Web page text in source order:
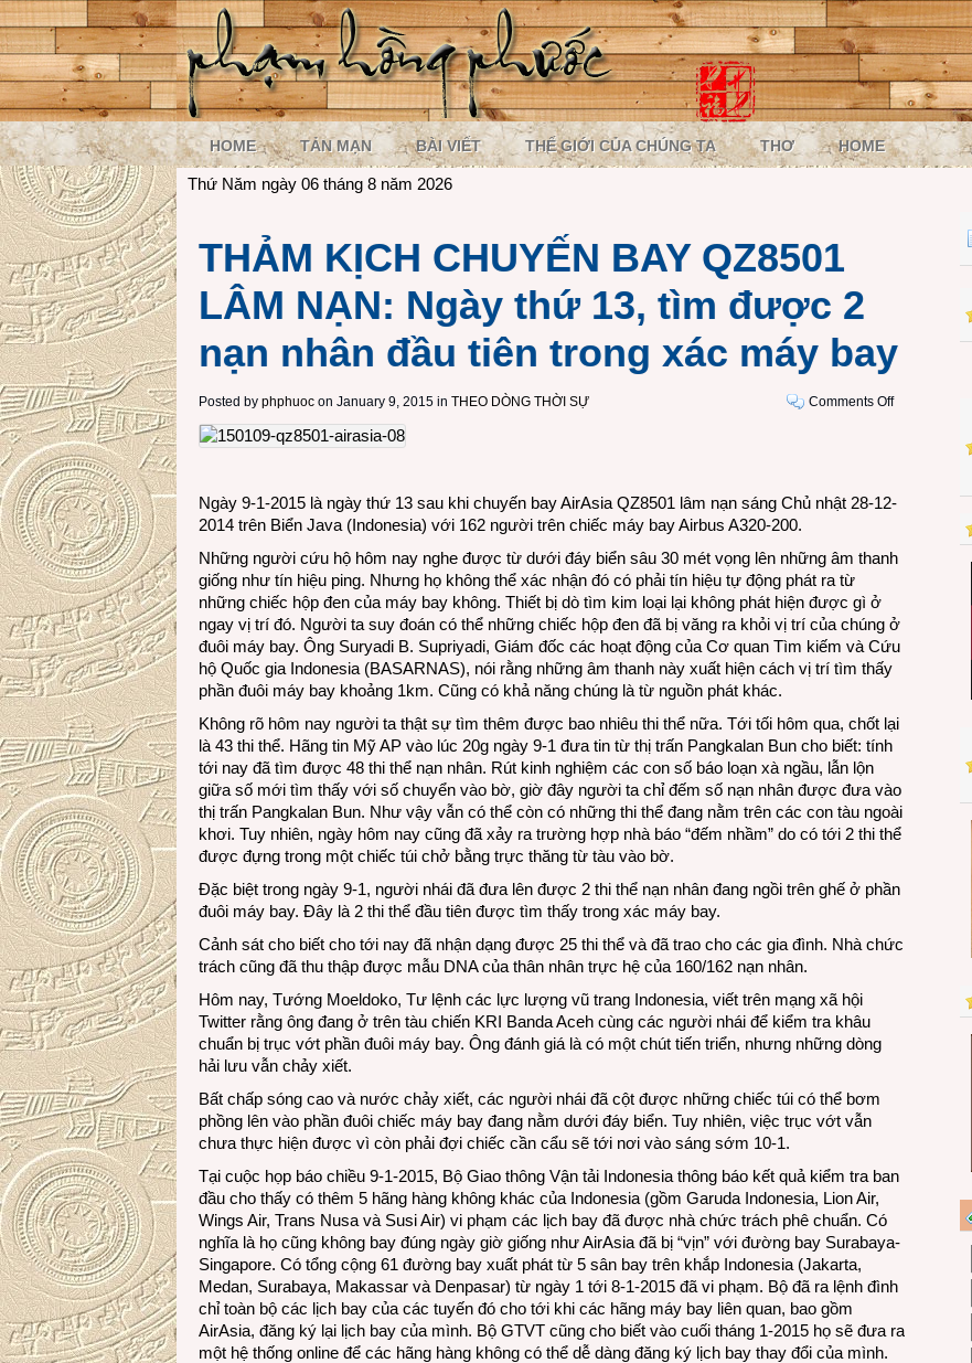
HOME TẢN MẠN BÀI VIẾT THẾ GIỚI CỦA CHÚNG TA THƠ HOME
Thứ Năm ngày 06 tháng 8 năm 2026
THẢM KỊCH CHUYẾN BAY QZ8501
LÂM NẠN: Ngày thứ 13, tìm được 2
nạn nhân đầu tiên trong xác máy bay
Posted by phphuoc on January 9, 2015 in THEO DÒNG THỜI SỰ Comments Offon
NẠN:
13,
tìm
nhân
trong
xác
máy
Ngày 9-1-2015 là ngày thứ 13 sau khi chuyến bay AirAsia QZ8501 lâm nạn sáng Chủ nhật 28-12-
2014 trên Biển Java (Indonesia) với 162 người trên chiếc máy bay Airbus A320-200.
Những người cứu hộ hôm nay nghe được từ dưới đáy biển sâu 30 mét vọng lên những âm thanh
giống như tín hiệu ping. Nhưng họ không thể xác nhận đó có phải tín hiệu tự động phát ra từ
những chiếc hộp đen của máy bay không. Thiết bị dò tìm kim loại lại không phát hiện được gì ở
ngay vị trí đó. Người ta suy đoán có thể những chiếc hộp đen đã bị văng ra khỏi vị trí của chúng ở
đuôi máy bay. Ông Suryadi B. Supriyadi, Giám đốc các hoạt động của Cơ quan Tìm kiếm và Cứu
hộ Quốc gia Indonesia (BASARNAS), nói rằng những âm thanh này xuất hiện cách vị trí tìm thấy
phần đuôi máy bay khoảng 1km. Cũng có khả năng chúng là từ nguồn phát khác.
Không rõ hôm nay người ta thật sự tìm thêm được bao nhiêu thi thể nữa. Tới tối hôm qua, chốt lại
là 43 thi thể. Hãng tin Mỹ AP vào lúc 20g ngày 9-1 đưa tin từ thị trấn Pangkalan Bun cho biết: tính
tới nay đã tìm được 48 thi thể nạn nhân. Rút kinh nghiệm các con số báo loạn xà ngầu, lẫn lộn
giữa số mới tìm thấy với số chuyển vào bờ, giờ đây người ta chỉ đếm số nạn nhân được đưa vào
thị trấn Pangkalan Bun. Như vậy vẫn có thể còn có những thi thể đang nằm trên các con tàu ngoài
khơi. Tuy nhiên, ngày hôm nay cũng đã xảy ra trường hợp nhà báo “đếm nhầm” do có tới 2 thi thể
được đựng trong một chiếc túi chở bằng trực thăng từ tàu vào bờ.
Đặc biệt trong ngày 9-1, người nhái đã đưa lên được 2 thi thể nạn nhân đang ngồi trên ghế ở phần
đuôi máy bay. Đây là 2 thi thể đầu tiên được tìm thấy trong xác máy bay.
Cảnh sát cho biết cho tới nay đã nhận dạng được 25 thi thể và đã trao cho các gia đình. Nhà chức
trách cũng đã thu thập được mẫu DNA của thân nhân trực hệ của 160/162 nạn nhân.
Hôm nay, Tướng Moeldoko, Tư lệnh các lực lượng vũ trang Indonesia, viết trên mạng xã hội
Twitter rằng ông đang ở trên tàu chiến KRI Banda Aceh cùng các người nhái để kiểm tra khâu
chuẩn bị trục vớt phần đuôi máy bay. Ông đánh giá là có một chút tiến triển, nhưng những dòng
hải lưu vẫn chảy xiết.
Bất chấp sóng cao và nước chảy xiết, các người nhái đã cột được những chiếc túi có thể bơm
phồng lên vào phần đuôi chiếc máy bay đang nằm dưới đáy biển. Tuy nhiên, việc trục vớt vẫn
chưa thực hiện được vì còn phải đợi chiếc cần cẩu sẽ tới nơi vào sáng sớm 10-1.
Tại cuộc họp báo chiều 9-1-2015, Bộ Giao thông Vận tải Indonesia thông báo kết quả kiểm tra ban
đầu cho thấy có thêm 5 hãng hàng không khác của Indonesia (gồm Garuda Indonesia, Lion Air,
Wings Air, Trans Nusa và Susi Air) vi phạm các lịch bay đã được nhà chức trách phê chuẩn. Có
nghĩa là họ cũng không bay đúng ngày giờ giống như AirAsia đã bị “vịn” với đường bay Surabaya-
Singapore. Có tổng cộng 61 đường bay xuất phát từ 5 sân bay trên khắp Indonesia (Jakarta,
Medan, Surabaya, Makassar và Denpasar) từ ngày 1 tới 8-1-2015 đã vi phạm. Bộ đã ra lệnh đình
chỉ toàn bộ các lịch bay của các tuyến đó cho tới khi các hãng máy bay liên quan, bao gồm
AirAsia, đăng ký lại lịch bay của mình. Bộ GTVT cũng cho biết vào cuối tháng 1-2015 họ sẽ đưa ra
một hệ thống online để các hãng hàng không có thể dễ dàng đăng ký lịch bay thay đổi của mình.